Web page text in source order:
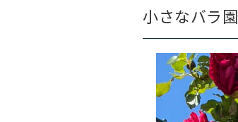
小さなバラ園